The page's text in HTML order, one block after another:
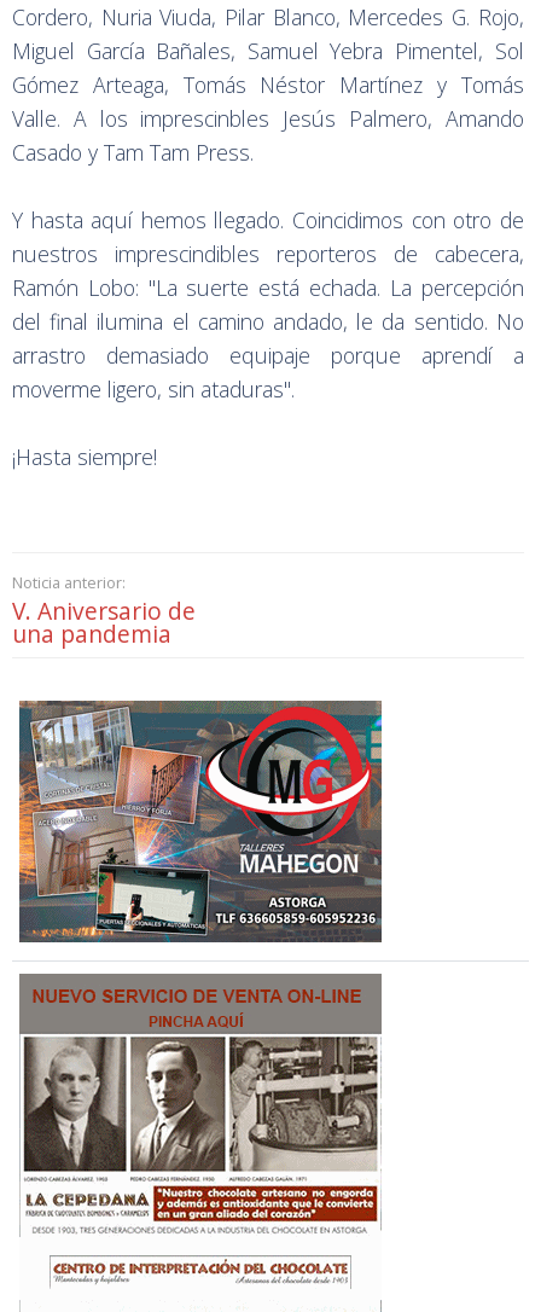
Cordero, Nuria Viuda, Pilar Blanco, Mercedes G. Rojo,
Miguel García Bañales, Samuel Yebra Pimentel, Sol
Gómez Arteaga, Tomás Néstor Martínez y Tomás
Valle. A los imprescinbles Jesús Palmero, Amando
Casado y Tam Tam Press.
Y hasta aquí hemos llegado. Coincidimos con otro de
nuestros imprescindibles reporteros de cabecera,
Ramón Lobo: "La suerte está echada. La percepción
del final ilumina el camino andado, le da sentido. No
arrastro demasiado equipaje porque aprendí a
moverme ligero, sin ataduras".
¡Hasta siempre!
Noticia anterior:
V. Aniversario de
una pandemia